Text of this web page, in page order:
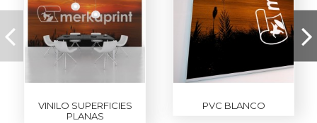
VINILO SUPERFICIES
PLANAS
PVC BLANCO